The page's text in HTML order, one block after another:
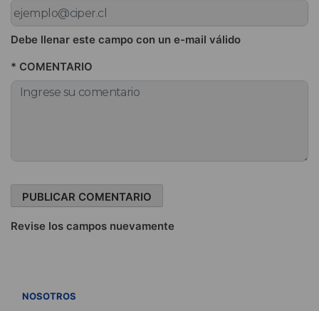
Debe llenar este campo con un e-mail válido
* COMENTARIO
Revise los campos nuevamente
NOSOTROS